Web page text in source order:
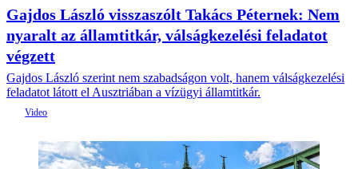
Gajdos László visszaszólt Takács Péternek: Nem
nyaralt az államtitkár, válságkezelési feladatot
végzett
Gajdos László szerint nem szabadságon volt, hanem válságkezelési
feladatot látott el Ausztriában a vízügyi államtitkár.